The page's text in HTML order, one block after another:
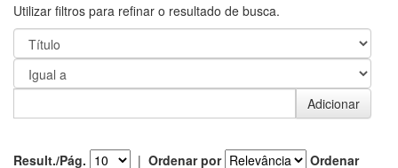
Utilizar filtros para refinar o resultado de busca.
Result./Pág. | Ordenar por
Ordenar